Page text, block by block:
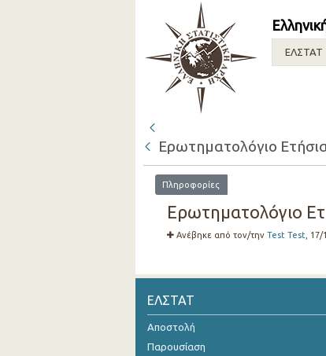
ΕΛΣΤΑΤ
Ερωτηματολόγιο
Πληροφορίες
Ερωτηματολόγιο
Ανέβηκε από τον/την Test Test ,
ΕΛΣΤΑΤ
Αποστολή
Παρουσίαση